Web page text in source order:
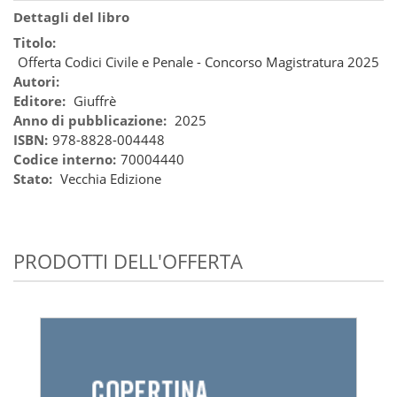
Dettagli del libro
Titolo:
Offerta Codici Civile e Penale - Concorso Magistratura 2025
Autori:
Editore: Giuffrè
Anno di pubblicazione: 2025
ISBN: 978-8828-004448
Codice interno: 70004440
Stato: Vecchia Edizione
PRODOTTI DELL'OFFERTA